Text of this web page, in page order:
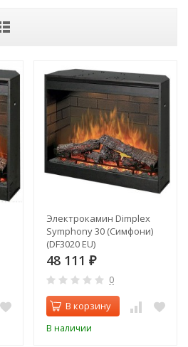
Электрокамин Dimplex
Symphony 30 (Симфони)
(DF3020 EU)
48 111 ₽
0
В корзину
В наличии